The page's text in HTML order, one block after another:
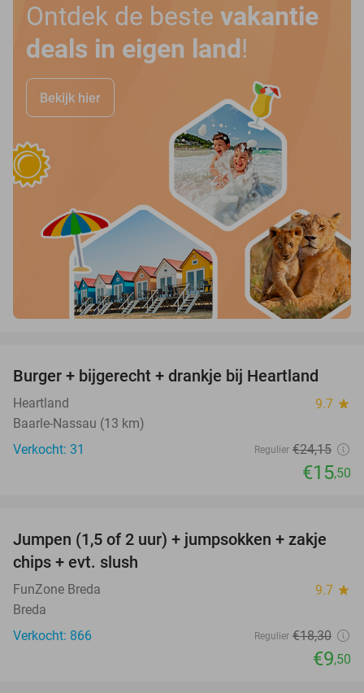
Ontdek de beste vakantie
deals in eigen land!
Bekijk hier
36%
Burger + bijgerecht + drankje bij Heartland
Heartland 9.7 star
Baarle-Nassau (13 km)
Verkocht: 31
Regulier €24,15
€15,50
48%
Jumpen (1,5 of 2 uur) + jumpsokken + zakje
chips + evt. slush
FunZone Breda 9.7 star
Breda
Verkocht: 866
Regulier €18,30
€9,50